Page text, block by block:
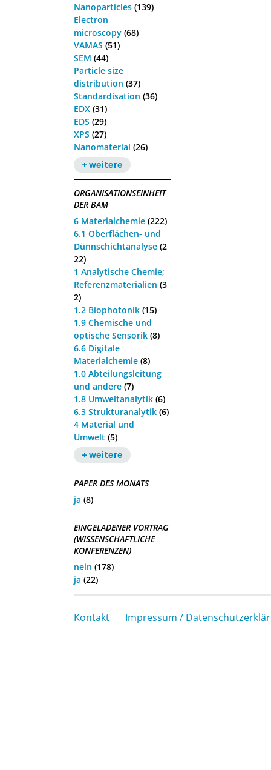
Nanoparticles (139)
Electron
microscopy (68)
VAMAS (51)
SEM (44)
Particle size
distribution (37)
Standardisation (36)
EDX (31)
EDS (29)
XPS (27)
Nanomaterial (26)
+ weitere
ORGANISATIONSEINHEIT
DER BAM
6 Materialchemie (222)
6.1 Oberflächen- und
Dünnschichtanalyse (2
22)
1 Analytische Chemie;
Referenzmaterialien (3
2)
1.2 Biophotonik (15)
1.9 Chemische und
optische Sensorik (8)
6.6 Digitale
Materialchemie (8)
1.0 Abteilungsleitung
und andere (7)
1.8 Umweltanalytik (6)
6.3 Strukturanalytik (6)
4 Material und
Umwelt (5)
+ weitere
PAPER DES MONATS
ja (8)
EINGELADENER VORTRAG
(WISSENSCHAFTLICHE
KONFERENZEN)
nein (178)
ja (22)
Kontakt Impressum /